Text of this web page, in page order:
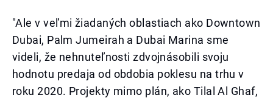
"Ale v veľmi žiadaných oblastiach ako Downtown
Dubai, Palm Jumeirah a Dubai Marina sme
videli, že nehnuteľnosti zdvojnásobili svoju
hodnotu predaja od obdobia poklesu na trhu v
roku 2020. Projekty mimo plán, ako Tilal Al Ghaf,